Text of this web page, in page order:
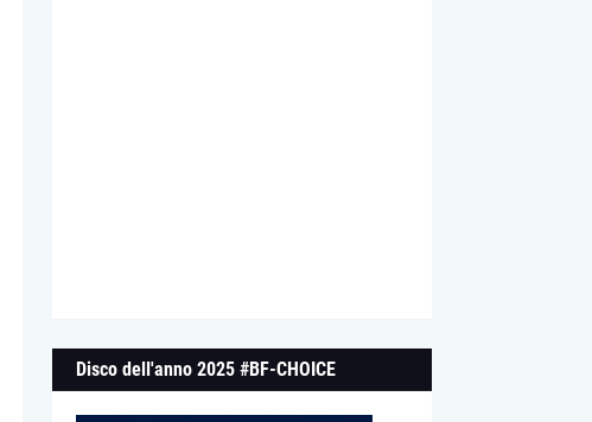
Disco dell'anno 2025 #BF-CHOICE